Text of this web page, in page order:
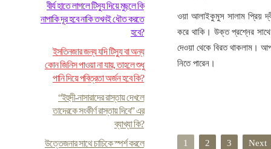
বীর্য হাতে লাগলে টিস্যু দিয়ে মুছলে কি
নাপাকি দূর হবে নাকি তখনই ধৌত করতে
হবে?
ইসতিনজার জন্য যদি টিস্যু বা অন্য
কোন জিনিস পাওয়া না যায়, তাহলে শুধু
পানি দিয়ে পবিত্রতা অর্জন হবে কি?
“ইহুদী-নাসারাদের রাস্তায় দেখলে
তাদেরকে সংকীর্ণ রাস্তায় দিবে” এর
ব্যাখ্যা কি?
উত্তেজনার সাথে চাচিকে স্পর্শ করলে
ওয়া আলাইকুমুস সালাম প্রিয়
করে থাকি। উক্ত প্রশ্নের
দেওয়া থেকে বিরত থাকলাম।
নিতে পারেন।
1 2 3 Next